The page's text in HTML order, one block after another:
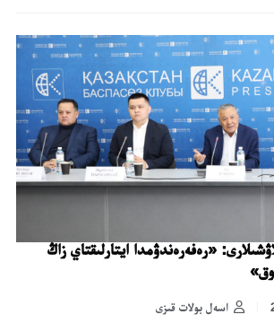
«رەفەرەندۋمدا ايتارلىقتاي زاڭ
اسەل بولات قىزى